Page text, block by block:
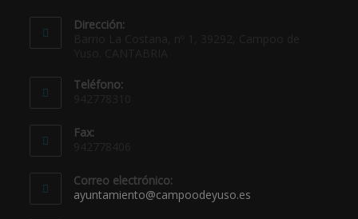
Dirección:
Teléfono:
Fax:
Correo electrónico:
ayuntamiento@campoodeyuso.es